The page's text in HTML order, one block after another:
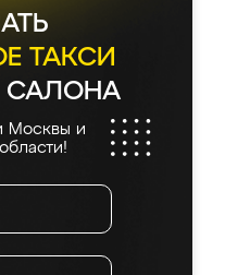
ТАКСИ
САЛОНА
Москвы и